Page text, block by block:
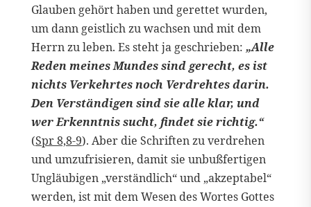
Glauben gehört haben und gerettet wurden,
um dann geistlich zu wachsen und mit dem
Herrn zu leben. Es steht ja geschrieben: „Alle
Reden meines Mundes sind gerecht, es ist
nichts Verkehrtes noch Verdrehtes darin.
Den Verständigen sind sie alle klar, und
wer Erkenntnis sucht, findet sie richtig.“
(Spr 8,8-9). Aber die Schriften zu verdrehen
und umzufrisieren, damit sie unbußfertigen
Ungläubigen „verständlich“ und „akzeptabel“
werden, ist mit dem Wesen des Wortes Gottes